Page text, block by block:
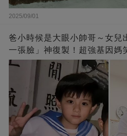
2025/09/01
爸小時候是大眼小帥哥～女兒
一張臉」神復製！超強基因媽